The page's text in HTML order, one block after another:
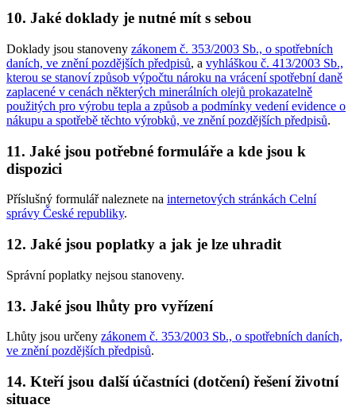
10. Jaké doklady je nutné mít s sebou
Doklady jsou stanoveny zákonem č. 353/2003 Sb., o spotřebních
daních, ve znění pozdějších předpisů, a vyhláškou č. 413/2003 Sb.,
kterou se stanoví způsob výpočtu nároku na vrácení spotřební daně
zaplacené v cenách některých minerálních olejů prokazatelně
použitých pro výrobu tepla a způsob a podmínky vedení evidence o
nákupu a spotřebě těchto výrobků, ve znění pozdějších předpisů.
11. Jaké jsou potřebné formuláře a kde jsou k
dispozici
Příslušný formulář naleznete na internetových stránkách Celní
správy České republiky.
12. Jaké jsou poplatky a jak je lze uhradit
Správní poplatky nejsou stanoveny.
13. Jaké jsou lhůty pro vyřízení
Lhůty jsou určeny zákonem č. 353/2003 Sb., o spotřebních daních,
ve znění pozdějších předpisů.
14. Kteří jsou další účastníci (dotčení) řešení životní
situace